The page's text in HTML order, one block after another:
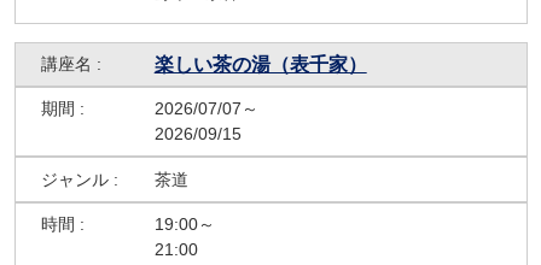
楽しい茶の湯（表千家）
2026/07/07～
2026/09/15
茶道
19:00～
21:00